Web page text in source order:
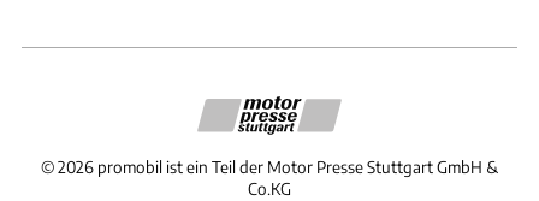
©2026 promobil ist ein Teil der Motor Presse Stuttgart GmbH &
Co.KG